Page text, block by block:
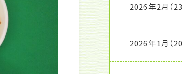
2026年2月 （
2026年1月 （